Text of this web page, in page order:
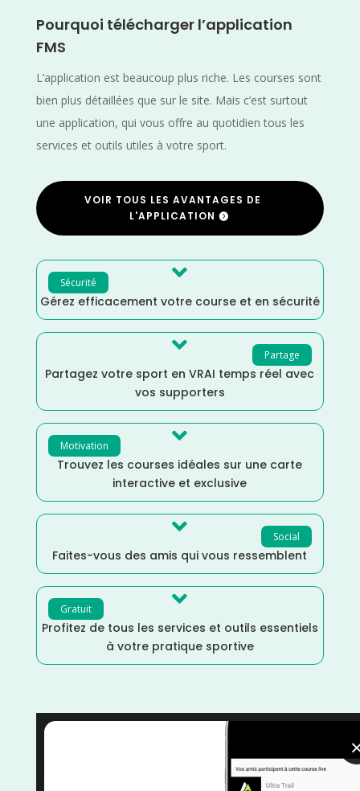
Pourquoi télécharger l’application
FMS
L’application est beaucoup plus riche. Les courses sont
bien plus détaillées que sur le site. Mais c’est surtout
une application, qui vous offre au quotidien tous les
services et outils utiles à votre sport.
VOIR TOUS LES AVANTAGES DE
L'APPLICATION
Sécurité 
Gérez efficacement votre course et en sécurité
Partage

Partagez votre sport en VRAI temps réel avec
vos supporters
Motivation 
Trouvez les courses idéales sur une carte
interactive et exclusive
Social

Faites-vous des amis qui vous ressemblent
Gratuit 
Profitez de tous les services et outils essentiels
à votre pratique sportive
Semi
Course sur Route/